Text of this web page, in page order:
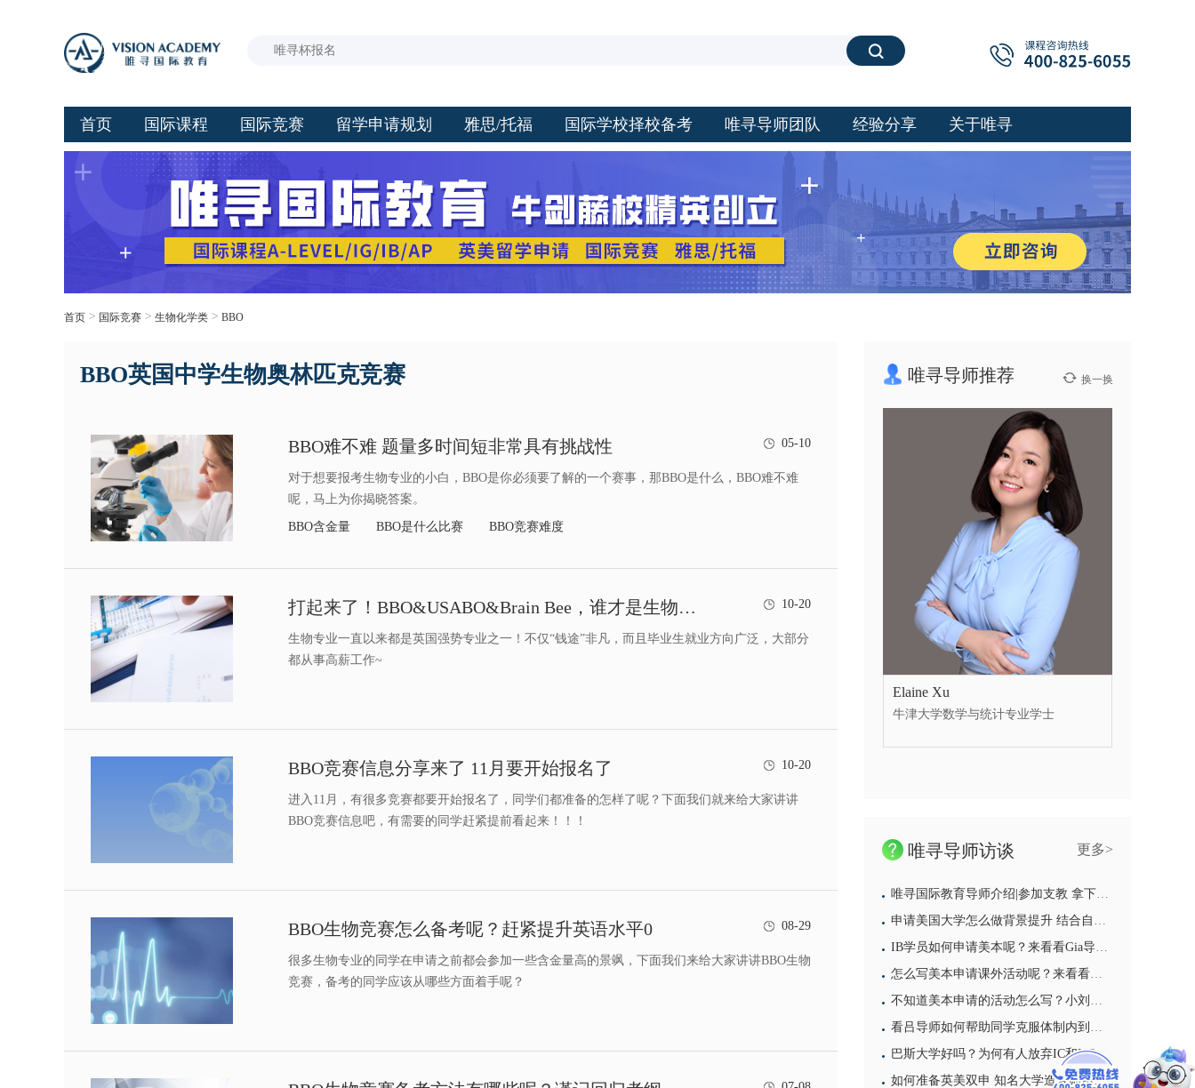
搜索
首页 国际课程 国际竞赛 留学申请规划 雅思/托福 国际学校择校备考 唯寻导师团队 经验分享 关于唯寻
首页 > 国际竞赛 > 生物化学类 > BBO
BBO英国中学生物奥林匹克竞赛
BBO难不难 题量多时间短非常具有挑战性 05-10
对于想要报考生物专业的小白，BBO是你必须要了解的一个赛事，那BBO是什么，BBO难不难
呢，马上为你揭晓答案。
BBO含金量 BBO是什么比赛 BBO竞赛难度
打起来了！BBO&USABO&Brain Bee，谁才是生物赛事“顶流”？ 10-20
生物专业一直以来都是英国强势专业之一！不仅“钱途”非凡，而且毕业生就业方向广泛，大部分
都从事高薪工作~
BBO竞赛信息分享来了 11月要开始报名了 10-20
进入11月，有很多竞赛都要开始报名了，同学们都准备的怎样了呢？下面我们就来给大家讲讲
BBO竞赛信息吧，有需要的同学赶紧提前看起来！！！
BBO生物竞赛怎么备考呢？赶紧提升英语水平0 08-29
很多生物专业的同学在申请之前都会参加一些含金量高的景飒，下面我们来给大家讲讲BBO生物
竞赛，备考的同学应该从哪些方面着手呢？
唯寻导师推荐 换一换
Elaine Xu
牛津大学数学与统计专业学士
唯寻导师访谈 更多>
唯寻国际教育导师介绍|参加支教 拿下国家奖学金 靠“经验”打败留学拦路虎
申请美国大学怎么做背景提升 结合自己的优势才能找到好的背提项目
IB学员如何申请美本呢？来看看Gia导师会给学员带来哪些建议吧
怎么写美本申请课外活动呢？来看看大陆导师给你的答案
不知道美本申请的活动怎么写？小刘导师的亲身经历一定能够给你带来启发
看吕导师如何帮助同学克服体制内到国际部的学习困难
巴斯大学好吗？为何有人放弃IC和UCL也要选它
如何准备英美双申 知名大学造梦师用他10年的亲身经历来告诉你